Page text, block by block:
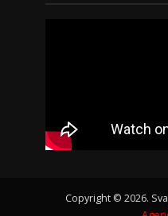
Copyright © 2026.